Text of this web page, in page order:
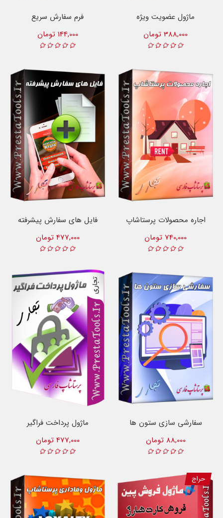
ماژول عضویت ویژه
388,000 تومان
فرم سفارش سریع
144,000 تومان
اجاره محصولات پرستاشاپ
740,000 تومان
فایل های سفارش پیشرفته
477,000 تومان
سفارشی سازی ستون ها
88,000 تومان
ماژول پرداخت فراگیر
477,000 تومان
حراج